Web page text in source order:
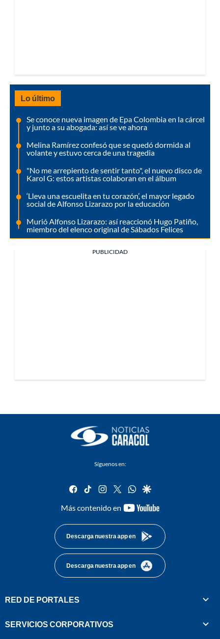
Lo último
Se conoce nueva imagen de Epa Colombia en la cárcel
y junto a su abogada: así se ve ahora
Melina Ramírez confesó que se quedó dormida al
volante y estuvo cerca de una tragedia
"No me arrepiento de sentir tanto", el nuevo disco de
Karol G: estos artistas colaboran en el álbum
‘Lleva una escuelita en tu corazón’, el mayor legado
social de Alfonso Lizarazo por la educación
Murió Alfonso Lizarazo: así reaccionó Hugo Patiño,
miembro del elenco original de Sábados Felices
PUBLICIDAD
Síguenos en:
facebook
tiktok instagram
twitterwhatsapp
google
Más contenido en
youtube-
Descarga nuestra app en
Descarga nuestra app en
RED DE PORTALES
SERVICIOS CORPORATIVOS